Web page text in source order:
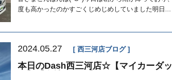
度も高かったのかすごくじめじめしていました明日...
2024.05.27 西三河店ブログ
本日のDash西三河店☆【マイカーダ